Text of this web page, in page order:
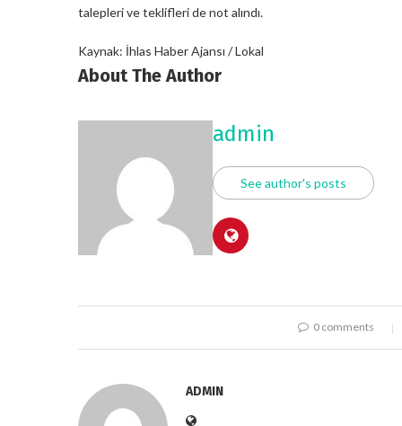
talepleri ve teklifleri de not alındı.
Kaynak: İhlas Haber Ajansı / Lokal
About The Author
admin
See author's posts
0 comments
ADMIN